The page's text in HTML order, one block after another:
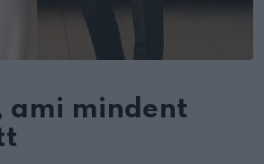
ami mindent